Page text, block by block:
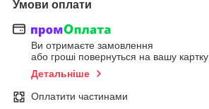
Умови оплати
Ви отримаєте замовлення
або гроші повернуться на вашу картку
Детальніше
Оплатити частинами